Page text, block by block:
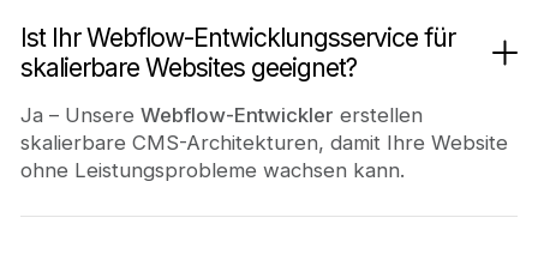
Ist Ihr Webflow-Entwicklungsservice für
skalierbare Websites geeignet?
Ja – Unsere Webflow-Entwickler erstellen
skalierbare CMS-Architekturen, damit Ihre Website
ohne Leistungsprobleme wachsen kann.